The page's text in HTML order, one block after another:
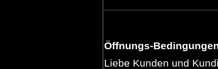
Öffnungs-
Liebe Kunden und